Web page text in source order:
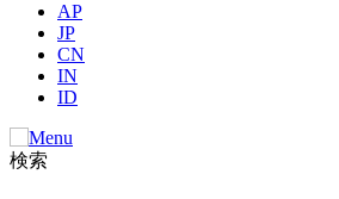
AP
JP
CN
IN
ID
検索